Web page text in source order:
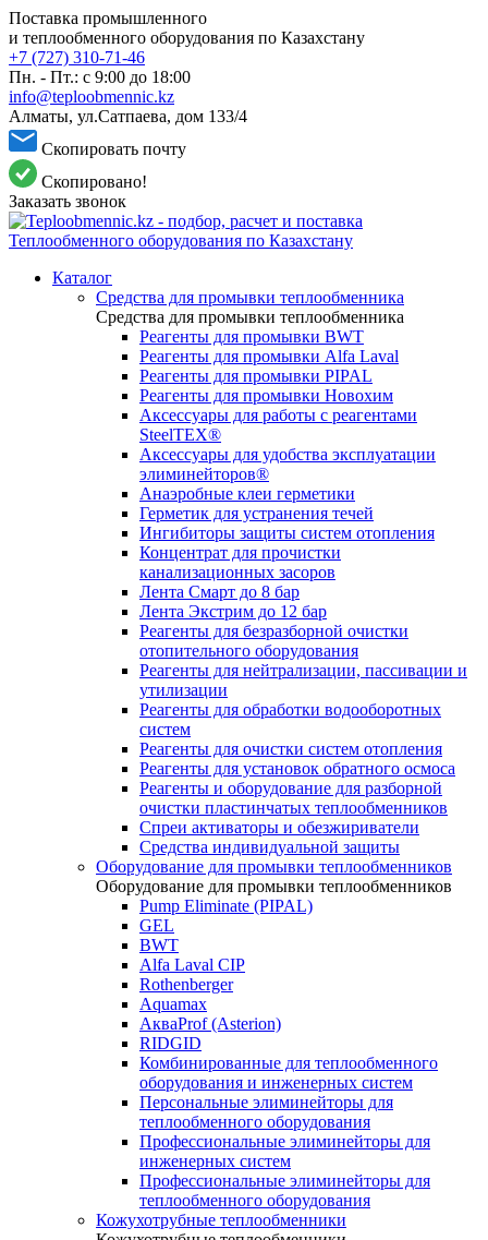
Поставка промышленного
и теплообменного оборудования по Казахстану
+7 (727) 310-71-46
Пн. - Пт.: с 9:00 до 18:00
info@teploobmennic.kz
Алматы, ул.Сатпаева, дом 133/4
Скопировать почту
Скопировано!
Заказать звонок
Каталог
Средства для промывки теплообменника
Средства для промывки теплообменника
Реагенты для промывки BWT
Реагенты для промывки Alfa Laval
Реагенты для промывки PIPAL
Реагенты для промывки Новохим
Аксессуары для работы с реагентами
SteelTEX®
Аксессуары для удобства эксплуатации
элиминейторов®
Анаэробные клеи герметики
Герметик для устранения течей
Ингибиторы защиты систем отопления
Концентрат для прочистки
канализационных засоров
Лента Смарт до 8 бар
Лента Экстрим до 12 бар
Реагенты для безразборной очистки
отопительного оборудования
Реагенты для нейтрализации, пассивации и
утилизации
Реагенты для обработки водооборотных
систем
Реагенты для очистки систем отопления
Реагенты для установок обратного осмоса
Реагенты и оборудование для разборной
очистки пластинчатых теплообменников
Спреи активаторы и обезжириватели
Средства индивидуальной защиты
Оборудование для промывки теплообменников
Оборудование для промывки теплообменников
Pump Eliminate (PIPAL)
GEL
BWT
Alfa Laval CIP
Rothenberger
Aquamax
АкваProf (Asterion)
RIDGID
Комбинированные для теплообменного
оборудования и инженерных систем
Персональные элиминейторы для
теплообменного оборудования
Профессиональные элиминейторы для
инженерных систем
Профессиональные элиминейторы для
теплообменного оборудования
Кожухотрубные теплообменники